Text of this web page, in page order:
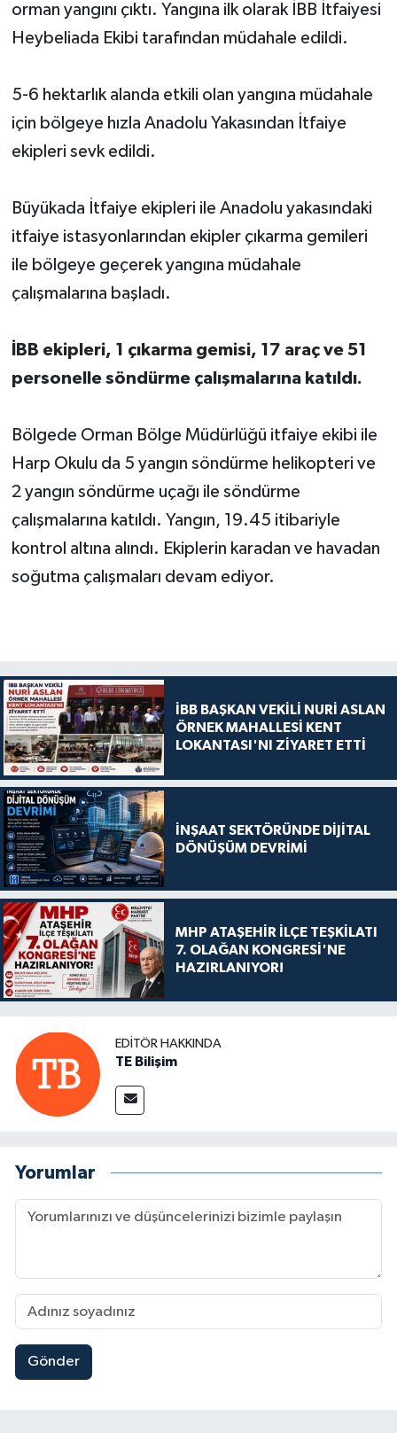
orman yangını çıktı. Yangına ilk olarak İBB İtfaiyesi
Heybeliada Ekibi tarafından müdahale edildi.
5-6 hektarlık alanda etkili olan yangına müdahale
için bölgeye hızla Anadolu Yakasından İtfaiye
ekipleri sevk edildi.
Büyükada İtfaiye ekipleri ile Anadolu yakasındaki
itfaiye istasyonlarından ekipler çıkarma gemileri
ile bölgeye geçerek yangına müdahale
çalışmalarına başladı.
İBB ekipleri, 1 çıkarma gemisi, 17 araç ve 51
personelle söndürme çalışmalarına katıldı.
Bölgede Orman Bölge Müdürlüğü itfaiye ekibi ile
Harp Okulu da 5 yangın söndürme helikopteri ve
2 yangın söndürme uçağı ile söndürme
çalışmalarına katıldı. Yangın, 19.45 itibariyle
kontrol altına alındı. Ekiplerin karadan ve havadan
soğutma çalışmaları devam ediyor.
İBB BAŞKAN VEKİLİ NURİ ASLAN
ÖRNEK MAHALLESİ KENT
LOKANTASI'NI ZİYARET ETTİ
İNŞAAT SEKTÖRÜNDE DİJİTAL
DÖNÜŞÜM DEVRİMİ
MHP ATAŞEHİR İLÇE TEŞKİLATI
7. OLAĞAN KONGRESİ'NE
HAZIRLANIYOR!
EDITÖR HAKKINDA
TE Bilişim
Yorumlar
Gönder